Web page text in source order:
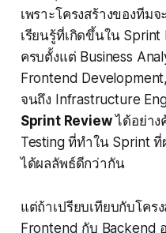
เพราะโครงสร้างของที
เรียนรู้ที่เกิดขึ้นใน
ครบตั้งแต่ Business
Frontend
จนถึง Infrastructure
Sprint Reviewได้อย่าง
Testing ที่ทำใน Sprint
ได้ผลลัพธ์ดีกว่ากัน
แต่ถ้าเปรียบเทียบกับโคร
Frontend กับ Backend